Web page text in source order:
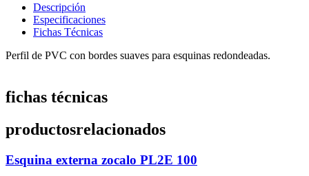
Descripción
Especificaciones
Fichas Técnicas
Perfil de PVC con bordes suaves para esquinas redondeadas.
fichas técnicas
productosrelacionados
Esquina externa zocalo PL2E 100